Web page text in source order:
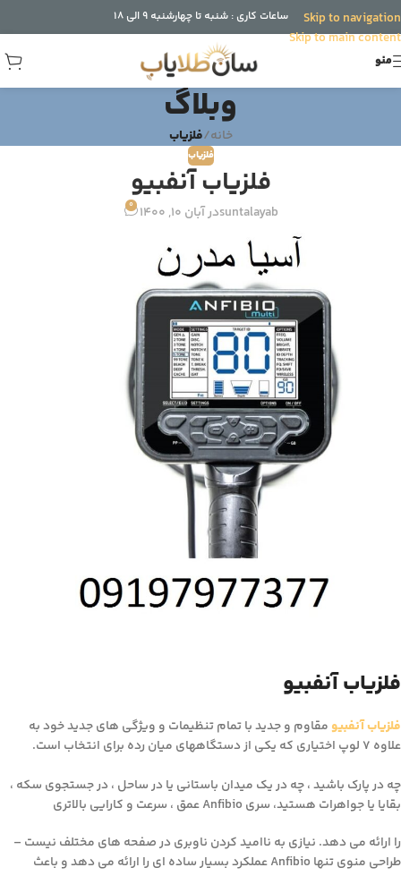
Skip to navigation
Skip to main content
ساعات کاری : شنبه تا چهارشنبه 9 الی 18
منو
وبلاگ
خانه/فلزیاب
فلزیاب
فلزیاب آنفبیو
suntalayabدر آبان 10, 1400 0
فلزیاب آنفبیو
فلزیاب آنفبیومقاوم و جدید با تمام تنظیمات و ویژگی های جدید خود به
علاوه ۷ لوپ اختیاری که یکی از دستگاههای میان رده برای انتخاب است.
چه در پارک باشید ، چه در یک میدان باستانی یا در ساحل ، در جستجوی سکه ،
بقایا یا جواهرات هستید، سری Anfibio عمق ، سرعت و کارایی بالاتری
را ارائه می دهد. نیازی به ناامید کردن ناوبری در صفحه های مختلف نیست –
طراحی منوی تنها Anfibio عملکرد بسیار ساده ای را ارائه می دهد و باعث